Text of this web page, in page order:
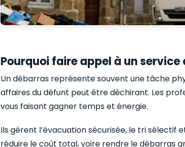
Pourquoi faire appel à un
Un débarras représente souvent une tâche
affaires du défunt peut être déchirant. Les
vous faisant gagner temps et énergie.
Ils gèrent l’évacuation sécurisée, le tri sélectif
réduire le coût total, voire rendre le débarras